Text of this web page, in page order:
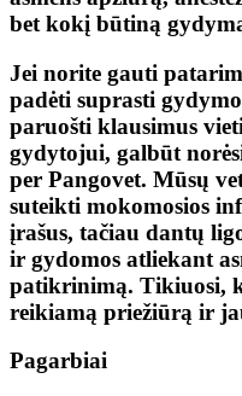
bet kokį būtiną
Jei norite gauti
padėti suprasti
paruošti klausimus
gydytojui, galbūt
per Pangovet. Mūsų
suteikti mokomosios
įrašus, tačiau dantų
ir gydomos atliekant
patikrinimą. Tikiuosi,
reikiamą priežiūrą ir
Pagarbiai